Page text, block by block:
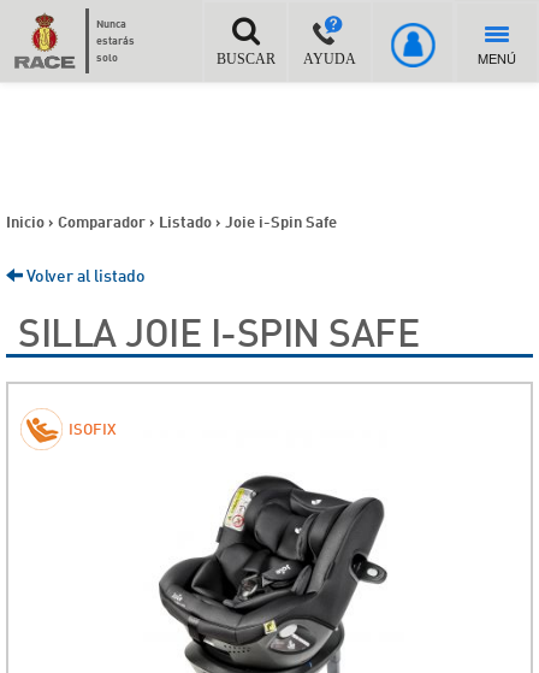
Nunca
estarás
solo
BUSCAR AYUDA MENÚ
Inicio > Comparador > Listado > Joie i-Spin Safe
Volver al listado
SILLA JOIE I-SPIN SAFE
ISOFIX